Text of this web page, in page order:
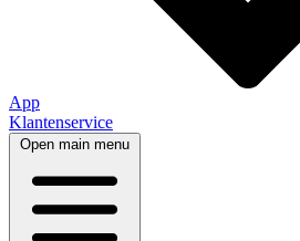
App
Klantenservice
Open main menu